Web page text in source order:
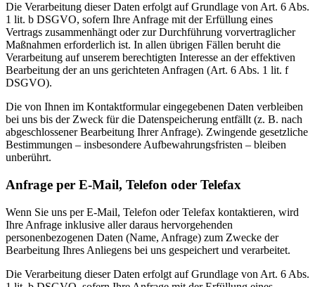
Die Verarbeitung dieser Daten erfolgt auf Grundlage von Art. 6 Abs.
1 lit. b DSGVO, sofern Ihre Anfrage mit der Erfüllung eines
Vertrags zusammenhängt oder zur Durchführung vorvertraglicher
Maßnahmen erforderlich ist. In allen übrigen Fällen beruht die
Verarbeitung auf unserem berechtigten Interesse an der effektiven
Bearbeitung der an uns gerichteten Anfragen (Art. 6 Abs. 1 lit. f
DSGVO).
Die von Ihnen im Kontaktformular eingegebenen Daten verbleiben
bei uns bis der Zweck für die Datenspeicherung entfällt (z. B. nach
abgeschlossener Bearbeitung Ihrer Anfrage). Zwingende gesetzliche
Bestimmungen – insbesondere Aufbewahrungsfristen – bleiben
unberührt.
Anfrage per E-Mail, Telefon oder Telefax
Wenn Sie uns per E-Mail, Telefon oder Telefax kontaktieren, wird
Ihre Anfrage inklusive aller daraus hervorgehenden
personenbezogenen Daten (Name, Anfrage) zum Zwecke der
Bearbeitung Ihres Anliegens bei uns gespeichert und verarbeitet.
Die Verarbeitung dieser Daten erfolgt auf Grundlage von Art. 6 Abs.